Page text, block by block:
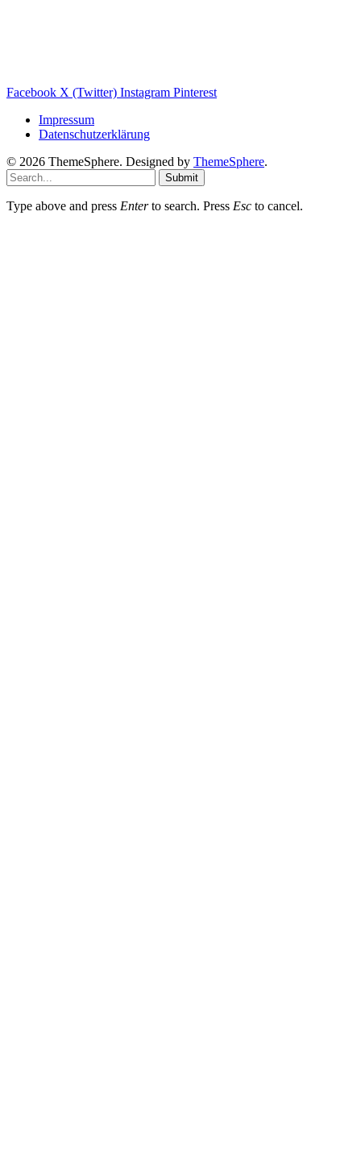
Facebook X (Twitter) Instagram Pinterest
Impressum
Datenschutzerklärung
© 2026 ThemeSphere. Designed by ThemeSphere.
Submit
Type above and press Enterto search. Press Esc to cancel.